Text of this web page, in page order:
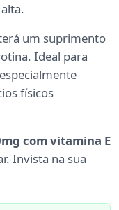
um suprimento
Ideal para
físicos
com vitamina E
Invista na sua